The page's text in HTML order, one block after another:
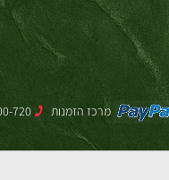
מרכז הזמנות